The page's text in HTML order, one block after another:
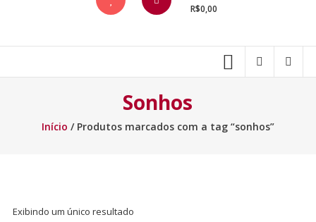
R$0,00
Sonhos
Início / Produtos marcados com a tag “sonhos”
Exibindo um único resultado